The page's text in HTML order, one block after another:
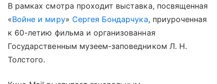
В рамках смотра проходит выставка, посвященная
«Войне и миру» Сергея Бондарчука, приуроченная
к 60-летию фильма и организованная
Государственным музеем-заповедником Л. Н.
Толстого.